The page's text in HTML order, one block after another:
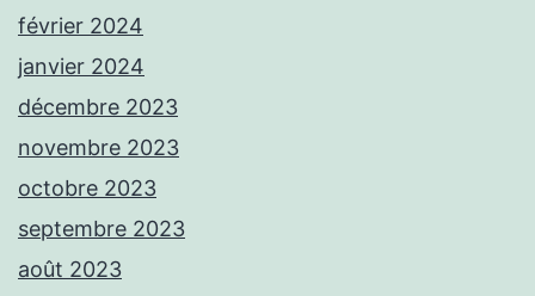
février 2024
janvier 2024
décembre 2023
novembre 2023
octobre 2023
septembre 2023
août 2023